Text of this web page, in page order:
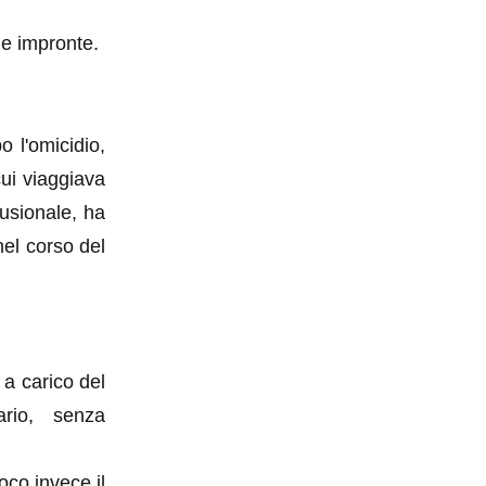
impronte.
l'omicidio,
viaggiava
ha
corso del
carico del
senza